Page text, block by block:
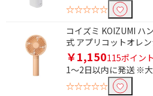
☆☆☆☆☆
コイズミ KOIZUMI ハ
式 アプリコットオレ
￥1,150115ポイント
1～2日以内に発送 ※
☆☆☆☆☆
フリーワードで絞り込む
除外する
除外する にチェックを入れ
を除外して検索します。